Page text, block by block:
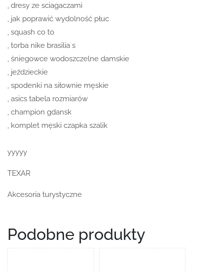
, dresy ze sciagaczami
, jak poprawić wydolność płuc
, squash co to
, torba nike brasilia s
, śniegowce wodoszczelne damskie
, jeździeckie
, spodenki na siłownie męskie
, asics tabela rozmiarów
, champion gdansk
, komplet męski czapka szalik
yyyyy
TEXAR
Akcesoria turystyczne
Podobne produkty